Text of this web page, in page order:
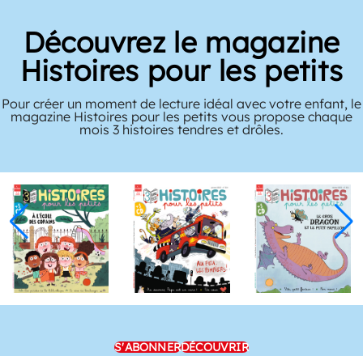
Découvrez le magazine
Histoires pour les petits
Pour créer un moment de lecture idéal avec votre enfant, le
magazine Histoires pour les petits vous propose chaque
mois 3 histoires tendres et drôles.
S'ABONNERDÉCOUVRIR